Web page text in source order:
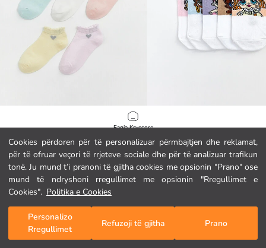
Cookies përdoren për të personalizuar përmbajtjen dhe reklamat,
për të ofruar veçori të rrjeteve sociale dhe për të analizuar trafikun
tonë. Ju mund t’i pranoni të gjitha cookies me opsionin "Prano" ose
mund të ndryshoni rregullimet me opsionin "Rregullimet e
Cookies". Politika e Cookies
Personalizo
Rregullimet
Refuzoji të gjitha Prano
Faqja Kryesore
Kategoritë
Shporta Ime
Çorape sportive për vajza me motive zemrash, pesë-pako
3.45 EUR
4.45 EUR